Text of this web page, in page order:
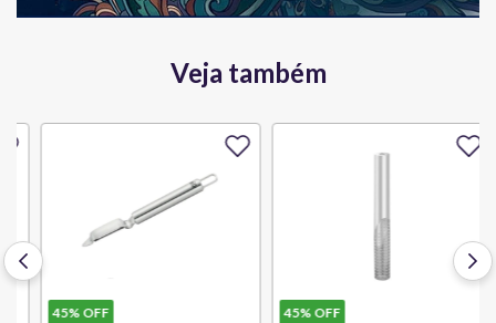
Veja também
45%OFF
45%OFF